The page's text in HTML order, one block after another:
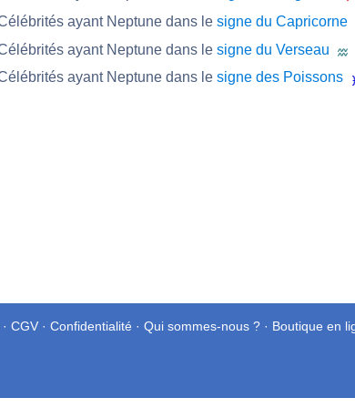
ayant Neptune dans le signe du Capricorne
ayant Neptune dans le signe du Verseau
ayant Neptune dans le signe des Poissons
· CGV · Confidentialité · Qui sommes-nous ? · Boutique en